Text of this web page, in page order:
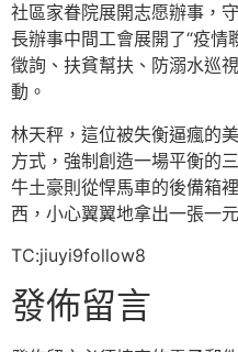
社區家眷院展開志愿辦事，
長辦事中間工會展開了“疫情
徵詢、扶貧幫扶、防溺水巡
動。
林天秤，這位被失衡逼瘋的
方式，強制創造一場平衡的
牛土豪則從悍馬車的後備箱
西，小心翼翼地拿出一張一
TC:jiuyi9follow8
發佈留言